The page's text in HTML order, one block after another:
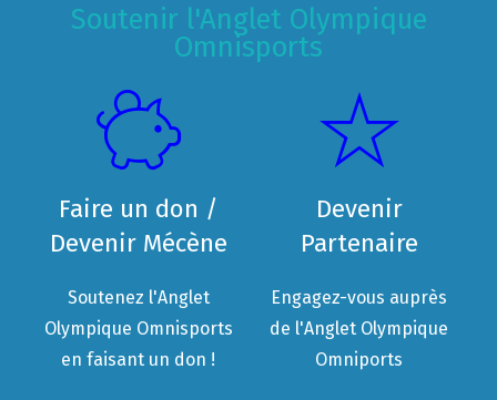
Soutenir l'Anglet Olympique
Omnisports
Faire un don /
Devenir Mécène
Soutenez l'Anglet
Olympique Omnisports
en faisant un don !
Devenir
Partenaire
Engagez-vous auprès
de l'Anglet Olympique
Omniports